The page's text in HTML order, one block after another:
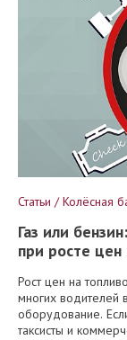
Статьи / Колёсная
Газ или
при росте цен
Рост цен на
многих водителей
оборудование.
таксисты и